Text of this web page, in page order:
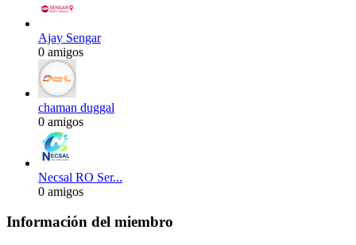
Ajay Sengar
0 amigos
chaman duggal
0 amigos
Necsal RO Ser...
0 amigos
Información del miembro